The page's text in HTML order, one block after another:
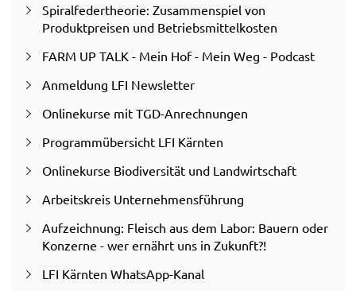
Spiralfedertheorie: Zusammenspiel von
Produktpreisen und Betriebsmittelkosten
FARM UP TALK - Mein Hof - Mein Weg - Podcast
Anmeldung LFI Newsletter
Onlinekurse mit TGD-Anrechnungen
Programmübersicht LFI Kärnten
Onlinekurse Biodiversität und Landwirtschaft
Arbeitskreis Unternehmensführung
Aufzeichnung: Fleisch aus dem Labor: Bauern oder
Konzerne - wer ernährt uns in Zukunft?!
LFI Kärnten WhatsApp-Kanal